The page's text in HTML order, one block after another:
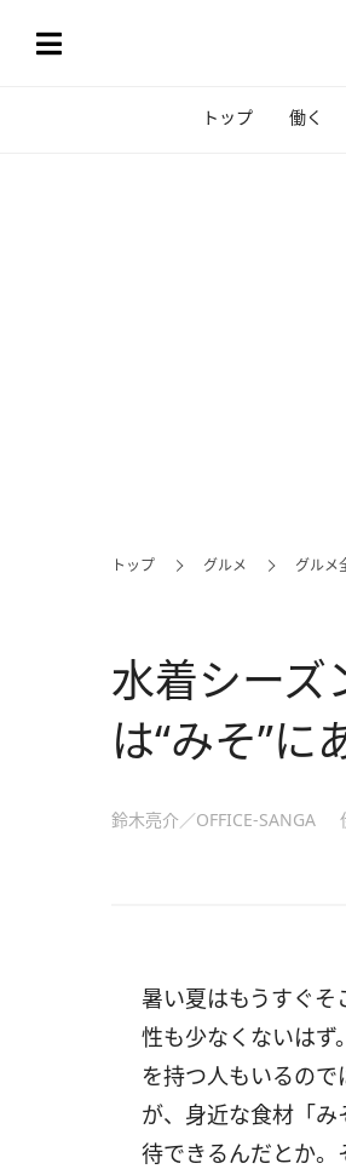
トップ 働く
トップ グルメ グルメ
水着シー
は“みそ”に
鈴木亮介／OFFICE-SANGA
暑い夏はもうすぐ
性も少なくないは
を持つ人もいるの
が、身近な食材「
待できるんだとか。